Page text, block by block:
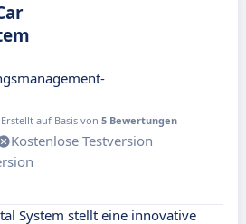
Erstellt auf Basis von 5 Bewertungen
Kostenlose Testversion
System stellt eine innovative